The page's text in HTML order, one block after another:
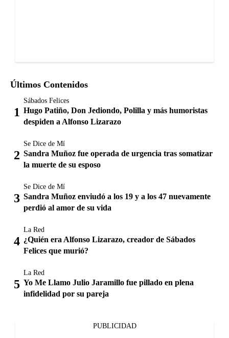
Últimos Contenidos
Sábados Felices
Hugo Patiño, Don Jediondo, Polilla y más humoristas
despiden a Alfonso Lizarazo
Se Dice de Mí
Sandra Muñoz fue operada de urgencia tras somatizar
la muerte de su esposo
Se Dice de Mí
Sandra Muñoz enviudó a los 19 y a los 47 nuevamente
perdió al amor de su vida
La Red
¿Quién era Alfonso Lizarazo, creador de Sábados
Felices que murió?
La Red
Yo Me Llamo Julio Jaramillo fue pillado en plena
infidelidad por su pareja
PUBLICIDAD